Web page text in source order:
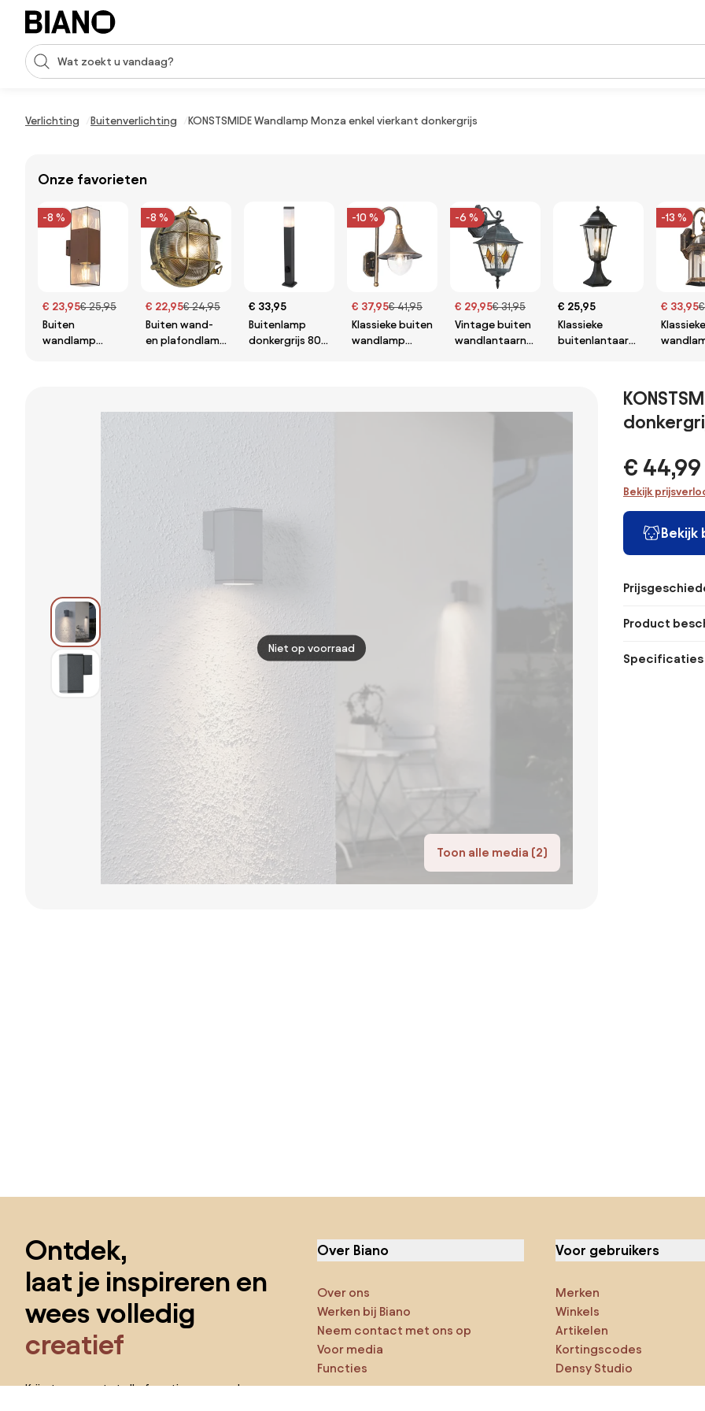
Navigatie overslaan, naar inhoud springen
Zoekopdracht invoeren
Verlichting Buitenverlichting KONSTSMIDE Wandlamp Monza enkel vierkant donkergrijs
Onze favorieten
-8 %
€ 23,95€ 25,95
Buiten
wandlamp
-8 %
€ 22,95€ 24,95
Buiten wand-
en plafondlamp
€ 33,95
Buitenlamp
donkergrijs 80
-10 %
€ 37,95€ 41,95
Klassieke buiten
wandlamp
-6 %
€ 29,95€ 31,95
Vintage buiten
wandlantaarn
€ 25,95
Klassieke
buitenlantaarn
-13 %
€ 33,95
Toon alle media (2)
Niet op voorraad
€ 44,99
Bekijk
Bekijk
Product
Specificaties
Ontdek,
laat je inspireren en
wees volledig
creatief
Krijg toegang tot alle functies en word
Over Biano
Over ons
Werken bij Biano
Neem contact met ons op
Voor media
Functies
Voor gebruikers
Merken
Winkels
Artikelen
Kortingscodes
Densy Studio